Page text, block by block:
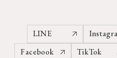
LINE
Facebook TikTok